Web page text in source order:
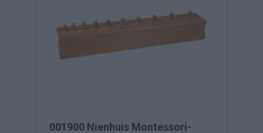
001900 Nienhuis Montessori-